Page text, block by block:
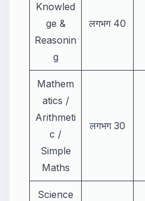
Knowled
ge &
Reasonin
g
लगभग 40
Mathem
atics /
Arithmeti
c /
Simple
Maths
लगभग 30
Science